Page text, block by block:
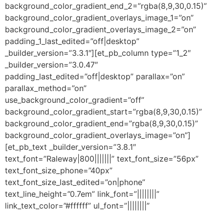
background_color_gradient_end_2=”rgba(8,9,30,0.15)”
background_color_gradient_overlays_image_1=”on”
background_color_gradient_overlays_image_2=”on”
padding_1_last_edited=”off|desktop”
_builder_version=”3.3.1″][et_pb_column type=”1_2″
_builder_version=”3.0.47″
padding_last_edited=”off|desktop” parallax=”on”
parallax_method=”on”
use_background_color_gradient=”off”
background_color_gradient_start=”rgba(8,9,30,0.15)”
background_color_gradient_end=”rgba(8,9,30,0.15)”
background_color_gradient_overlays_image=”on”]
[et_pb_text _builder_version=”3.8.1″
text_font=”Raleway|800|||||||” text_font_size=”56px”
text_font_size_phone=”40px”
text_font_size_last_edited=”on|phone”
text_line_height=”0.7em” link_font=”||||||||”
link_text_color=”#ffffff” ul_font=”||||||||”